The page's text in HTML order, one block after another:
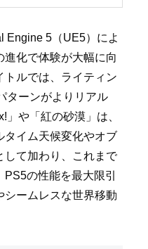
Engine 5（UE5）によ
進化で体験が大幅に向
トルでは、ライティン
ターンがよりリアル
」や「紅の砂漠」は、
タイム天候変化やオブ
して加わり、これまで
の性能を最大限引
シームレスな世界移動